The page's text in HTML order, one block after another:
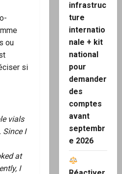
ou
si
vials
Since I
at
I
infrastruc
ture
internatio
nale + kit
national
pour
demander
des
comptes
avant
septembr
e 2026